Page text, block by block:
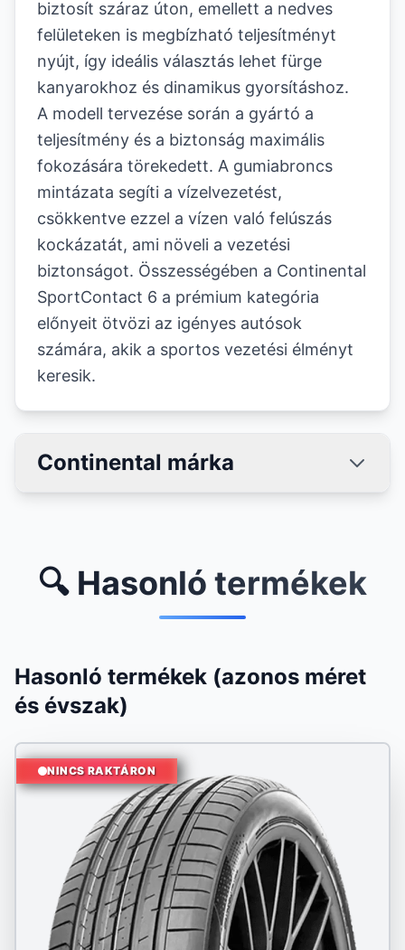
biztosít száraz úton, emellett a nedves
felületeken is megbízható teljesítményt
nyújt, így ideális választás lehet fürge
kanyarokhoz és dinamikus gyorsításhoz.
A modell tervezése során a gyártó a
teljesítmény és a biztonság maximális
fokozására törekedett. A gumiabroncs
mintázata segíti a vízelvezetést,
csökkentve ezzel a vízen való felúszás
kockázatát, ami növeli a vezetési
biztonságot. Összességében a Continental
SportContact 6 a prémium kategória
előnyeit ötvözi az igényes autósok
számára, akik a sportos vezetési élményt
keresik.
Continental márka
🔍 Hasonló termékek
Hasonló termékek (azonos méret
és évszak)
NINCS RAKTÁRON